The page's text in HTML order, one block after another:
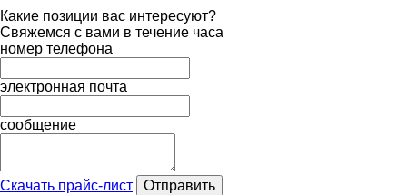
Какие позиции вас интересуют?
Свяжемся с вами в течение часа
номер телефона
электронная почта
сообщение
Скачать прайс-лист
Отправить